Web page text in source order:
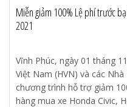
Miễn giảm 100% Lệ phí trước
2021
Vĩnh Phúc, ngày 01 tháng
Việt Nam (HVN) và các
chương trình hỗ trợ giảm
hàng mua xe Honda Civic,